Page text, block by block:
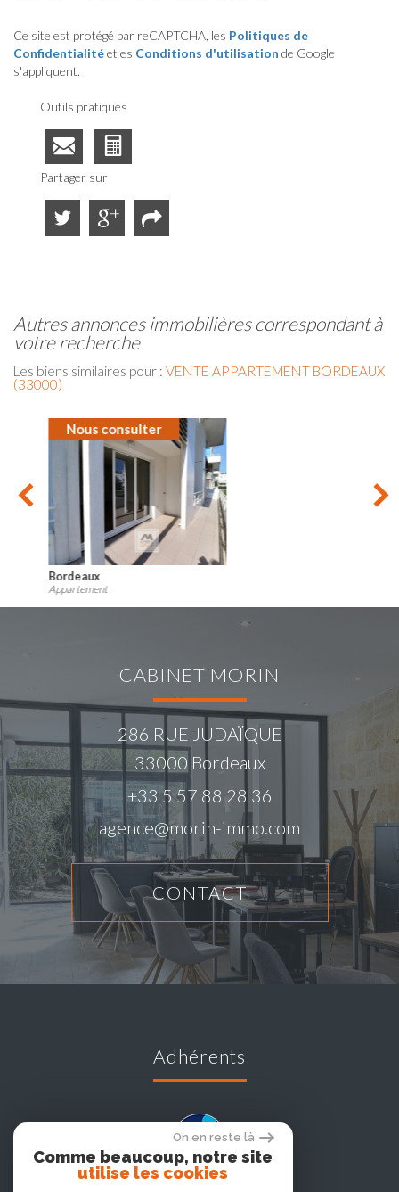
Ce site est protégé par reCAPTCHA, les Politiques de
Confidentialitéet es Conditions d'utilisation de Google
s'appliquent.
Outils pratiques
Partager sur
autres annonces immobilières correspondant à
votre recherche
Les biens similaires pour : VENTE APPARTEMENT BORDEAUX
(33000)
Nous consulter
CABINET MORIN
286 RUE JUDAÏQUE
33000 Bordeaux
+33 5 57 88 28 36
agence@morin-immo.com
CONTACT
adhérents
On en reste là
Comme beaucoup, notre site
utilise les cookies